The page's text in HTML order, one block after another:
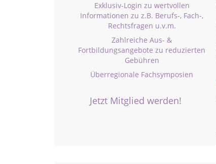
Exklusiv-Login zu wertvollen
Informationen zu z.B. Berufs-, Fach-,
Rechtsfragen u.v.m.
Zahlreiche Aus- &
Fortbildungsangebote zu reduzierten
Gebühren
Überregionale Fachsymposien
Jetzt Mitglied werden!